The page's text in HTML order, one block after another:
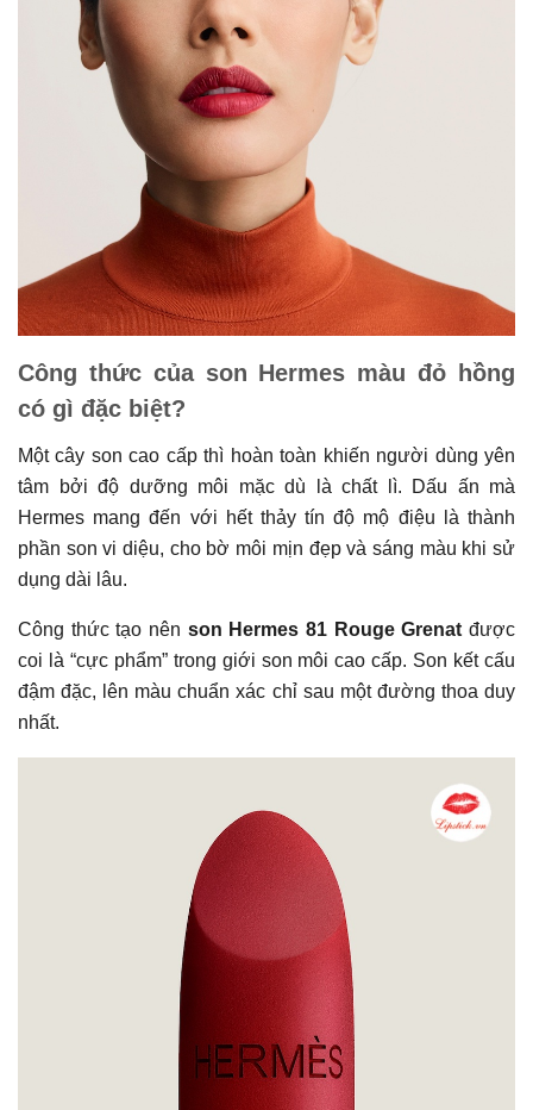
Công thức của son Hermes màu đỏ hồng
có gì đặc biệt?
Một cây son cao cấp thì hoàn toàn khiến người dùng yên
tâm bởi độ dưỡng môi mặc dù là chất lì. Dấu ấn mà
Hermes mang đến với hết thảy tín độ mộ điệu là thành
phần son vi diệu, cho bờ môi mịn đẹp và sáng màu khi sử
dụng dài lâu.
Công thức tạo nên son Hermes 81 Rouge Grenat được
coi là “cực phẩm” trong giới son môi cao cấp. Son kết cấu
đậm đặc, lên màu chuẩn xác chỉ sau một đường thoa duy
nhất.